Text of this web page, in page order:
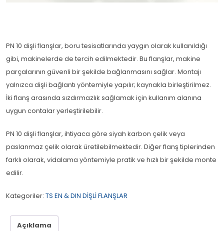
PN 10 dişli flanşlar, boru tesisatlarında yaygın olarak kullanıldığı
gibi, makinelerde de tercih edilmektedir. Bu flanşlar, makine
parçalarının güvenli bir şekilde bağlanmasını sağlar. Montajı
yalnızca dişli bağlantı yöntemiyle yapılır; kaynakla birleştirilmez.
İki flanş arasında sızdırmazlık sağlamak için kullanım alanına
uygun contalar yerleştirilebilir.
PN 10 dişli flanşlar, ihtiyaca göre siyah karbon çelik veya
paslanmaz çelik olarak üretilebilmektedir. Diğer flanş tiplerinden
farklı olarak, vidalama yöntemiyle pratik ve hızlı bir şekilde monte
edilir.
Kategoriler: TS EN & DIN DİŞLİ FLANŞLAR
Açıklama